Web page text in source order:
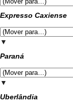
Expresso Caxiense
▼
Paraná
▼
Uberlândia